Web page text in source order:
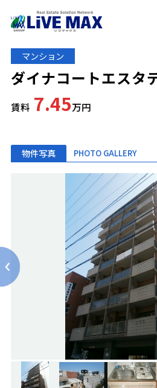
マンション
ダイナコートエスタ
賃料 7.45万円
物件写真 PHOTO GALLERY